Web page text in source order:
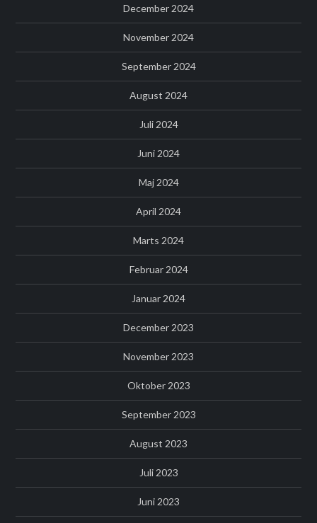
December 2024
November 2024
September 2024
August 2024
Juli 2024
Juni 2024
Maj 2024
April 2024
Marts 2024
Februar 2024
Januar 2024
December 2023
November 2023
Oktober 2023
September 2023
August 2023
Juli 2023
Juni 2023